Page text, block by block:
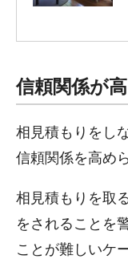
信頼関係が
相見積もりをし
信頼関係を高め
相見積もりを取
をされることを
ことが難しいケ